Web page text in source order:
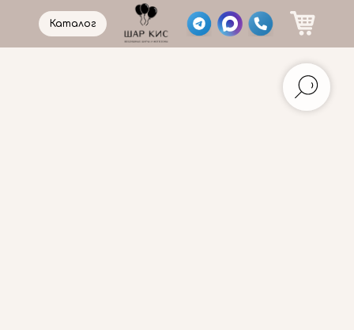
Каталог